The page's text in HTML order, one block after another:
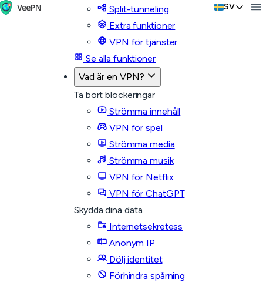
Split-tunneling
Extra funktioner
VPN för tjänster
Se alla funktioner
Vad är en VPN?
Ta bort blockeringar
Strömma innehåll
VPN för spel
Strömma media
Strömma musik
VPN för Netflix
VPN för ChatGPT
Skydda dina data
Internetsekretess
Anonym IP
Dölj identitet
Förhindra spårning
SV